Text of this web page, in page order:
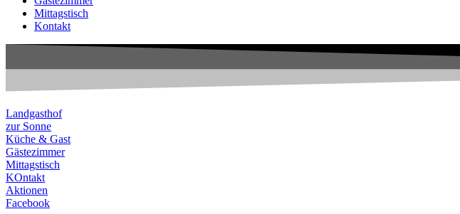
Mittagstisch
Kontakt
Landgasthof
zur Sonne
Küche & Gast
Gästezimmer
Mittagstisch
KOntakt
Aktionen
Facebook